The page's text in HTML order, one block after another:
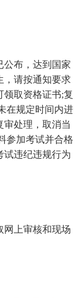
公布，达到国家
，请按通知要求
取资格证书;复
在规定时间内进
审处理，取消当
参加考试并合格
试违纪违规行为
网上审核和现场